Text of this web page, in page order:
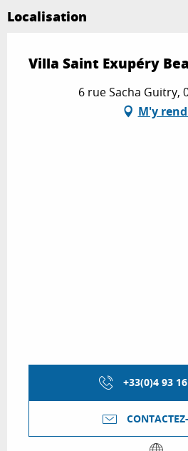
Localisation
Villa Saint Exupéry
6 rue Sacha Guitry,
M'y
+33(0)4 93